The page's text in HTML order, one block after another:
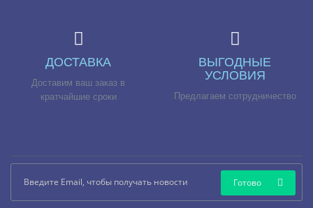
ДОСТАВКА
Доставим ваш заказ в
кратчайшие сроки
ВЫГОДНЫЕ
УСЛОВИЯ
Предлагаем сотрудничество
Готово